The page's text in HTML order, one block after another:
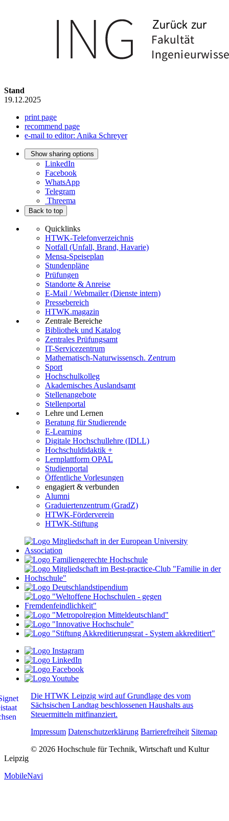
Stand
19.12.2025
print page
recommend page
e-mail to editor: Anika Schreyer
Show sharing options
LinkedIn
Facebook
WhatsApp
Telegram
Threema
Back to top
Quicklinks
HTWK-Telefonverzeichnis
Notfall (Unfall, Brand, Havarie)
Mensa-Speiseplan
Stundenpläne
Prüfungen
Standorte & Anreise
E-Mail / Webmailer (Dienste intern)
Pressebereich
HTWK.magazin
Zentrale Bereiche
Bibliothek und Katalog
Zentrales Prüfungsamt
IT-Servicezentrum
Mathematisch-Naturwissensch. Zentrum
Sport
Hochschulkolleg
Akademisches Auslandsamt
Stellenangebote
Stellenportal
Lehre und Lernen
Beratung für Studierende
E-Learning
Digitale Hochschullehre (IDLL)
Hochschuldidaktik +
Lernplattform OPAL
Studienportal
Öffentliche Vorlesungen
engagiert & verbunden
Alumni
Graduiertenzentrum (GradZ)
HTWK-Förderverein
HTWK-Stiftung
Die HTWK Leipzig wird auf Grundlage des vom
Sächsischen Landtag beschlossenen Haushalts aus
Steuermitteln mitfinanziert.
Impressum Datenschutzerklärung Barrierefreiheit Sitemap
© 2026 Hochschule für Technik, Wirtschaft und Kultur
Leipzig
MobileNavi